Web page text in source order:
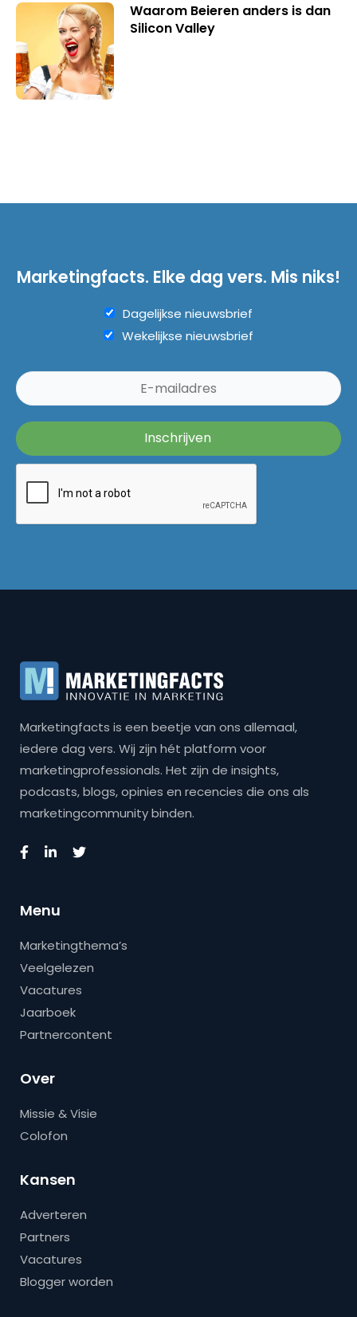
Waarom Beieren anders is dan
Silicon Valley
Marketingfacts. Elke dag vers. Mis niks!
Dagelijkse nieuwsbrief
Wekelijkse nieuwsbrief
Marketingfacts is een beetje van ons allemaal,
iedere dag vers. Wij zijn hét platform voor
marketingprofessionals. Het zijn de insights,
podcasts, blogs, opinies en recencies die ons als
marketingcommunity binden.
Menu
Marketingthema’s
Veelgelezen
Vacatures
Jaarboek
Partnercontent
Over
Missie & Visie
Colofon
Kansen
Adverteren
Partners
Vacatures
Blogger worden